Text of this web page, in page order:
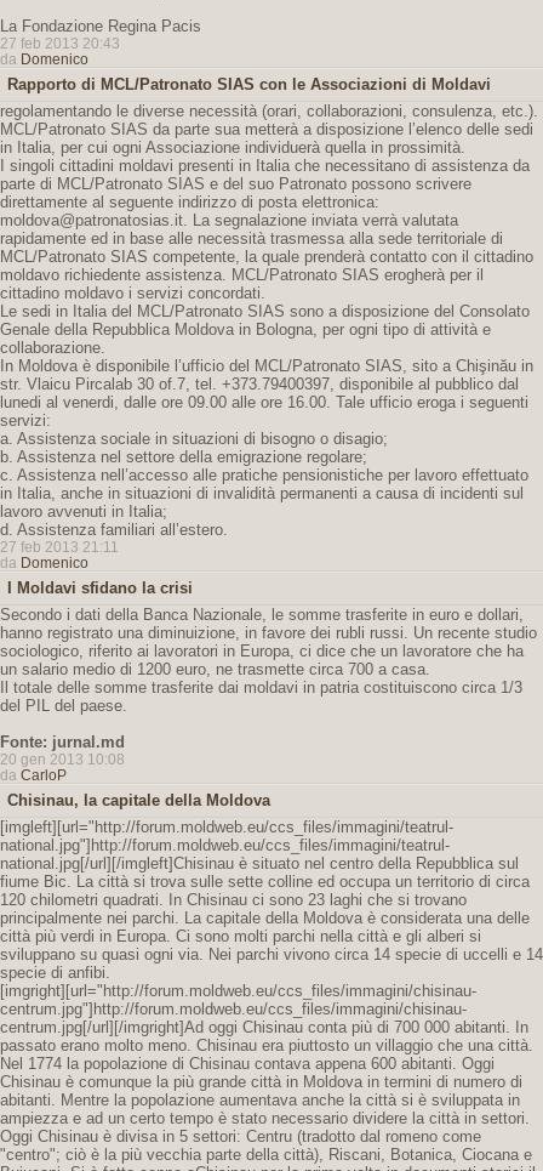
La Fondazione Regina Pacis
27 feb 2013 20:43
da Domenico
Rapporto di MCL/Patronato SIAS con le Associazioni di Moldavi
regolamentando le diverse necessità (orari, collaborazioni, consulenza, etc.).
MCL/Patronato SIAS da parte sua metterà a disposizione l’elenco delle sedi
in Italia, per cui ogni Associazione individuerà quella in prossimità.
I singoli cittadini moldavi presenti in Italia che necessitano di assistenza da
parte di MCL/Patronato SIAS e del suo Patronato possono scrivere
direttamente al seguente indirizzo di posta elettronica:
moldova@patronatosias.it. La segnalazione inviata verrà valutata
rapidamente ed in base alle necessità trasmessa alla sede territoriale di
MCL/Patronato SIAS competente, la quale prenderà contatto con il cittadino
moldavo richiedente assistenza. MCL/Patronato SIAS erogherà per il
cittadino moldavo i servizi concordati.
Le sedi in Italia del MCL/Patronato SIAS sono a disposizione del Consolato
Genale della Repubblica Moldova in Bologna, per ogni tipo di attività e
collaborazione.
In Moldova è disponibile l’ufficio del MCL/Patronato SIAS, sito a Chişinău in
str. Vlaicu Pircalab 30 of.7, tel. +373.79400397, disponibile al pubblico dal
lunedi al venerdi, dalle ore 09.00 alle ore 16.00. Tale ufficio eroga i seguenti
servizi:
a. Assistenza sociale in situazioni di bisogno o disagio;
b. Assistenza nel settore della emigrazione regolare;
c. Assistenza nell’accesso alle pratiche pensionistiche per lavoro effettuato
in Italia, anche in situazioni di invalidità permanenti a causa di incidenti sul
lavoro avvenuti in Italia;
d. Assistenza familiari all’estero.
27 feb 2013 21:11
da Domenico
I Moldavi sfidano la crisi
Secondo i dati della Banca Nazionale, le somme trasferite in euro e dollari,
hanno registrato una diminuizione, in favore dei rubli russi. Un recente studio
sociologico, riferito ai lavoratori in Europa, ci dice che un lavoratore che ha
un salario medio di 1200 euro, ne trasmette circa 700 a casa.
Il totale delle somme trasferite dai moldavi in patria costituiscono circa 1/3
del PIL del paese.
Fonte: jurnal.md
20 gen 2013 10:08
da CarloP
Chisinau, la capitale della Moldova
[imgleft][url="http://forum.moldweb.eu/ccs_files/immagini/teatrul-
national.jpg"]http://forum.moldweb.eu/ccs_files/immagini/teatrul-
national.jpg[/url][/imgleft]Chisinau è situato nel centro della Repubblica sul
fiume Bic. La città si trova sulle sette colline ed occupa un territorio di circa
120 chilometri quadrati. In Chisinau ci sono 23 laghi che si trovano
principalmente nei parchi. La capitale della Moldova è considerata una delle
città più verdi in Europa. Ci sono molti parchi nella città e gli alberi si
sviluppano su quasi ogni via. Nei parchi vivono circa 14 specie di uccelli e 14
specie di anfibi.
[imgright][url="http://forum.moldweb.eu/ccs_files/immagini/chisinau-
centrum.jpg"]http://forum.moldweb.eu/ccs_files/immagini/chisinau-
centrum.jpg[/url][/imgright]Ad oggi Chisinau conta più di 700 000 abitanti. In
passato erano molto meno. Chisinau era piuttosto un villaggio che una città.
Nel 1774 la popolazione di Chisinau contava appena 600 abitanti. Oggi
Chisinau è comunque la più grande città in Moldova in termini di numero di
abitanti. Mentre la popolazione aumentava anche la città si è sviluppata in
ampiezza e ad un certo tempo è stato necessario dividere la città in settori.
Oggi Chisinau è divisa in 5 settori: Centru (tradotto dal romeno come
"centro"; ciò è la più vecchia parte della città), Riscani, Botanica, Ciocana e